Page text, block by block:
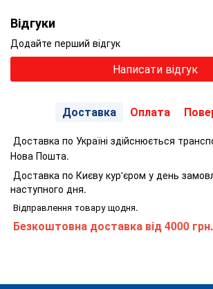
Відгуки
Додайте перший відгук
Написати відгук
Доставка Оплата
Доставка по Україні здійснюється
Нова Пошта.
Доставка по Києву кур'єром у день
наступного дня.
Відправлення товару щодня.
Безкоштовна доставка від 4000 грн.